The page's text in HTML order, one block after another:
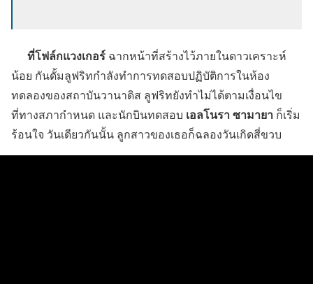
ที่โฟล์กแวงเกอร์ ฉากหน้าที่สร้างไว้ภายในดาวเคราะห์
น้อย กันดั้มลูฟริทกำลังทำการทดสอบปฏิบัติการในห้อง
ทดลองของสถาบันวานาดิส ลูฟริทยังทำไม่ได้ตามเงื่อนไข
ที่ทางสภากำหนด และนักบินทดสอบ เอลโนรา ซามายา ก็เริ่ม
ร้อนใจ วันเดียวกันนั้น ลูกสาวของเธอก็ฉลองวันเกิดสี่ขวบ